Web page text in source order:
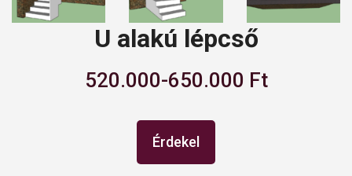
U alakú lépcső
520.000-650.000 Ft
Érdekel